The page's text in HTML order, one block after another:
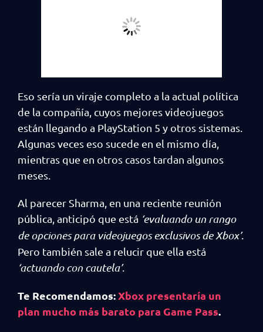
Eso sería un viraje completo a la actual política
de la compañía, cuyos mejores videojuegos
están llegando a PlayStation 5 y otros sistemas.
Algunas veces eso sucede en el mismo día,
mientras que en otros casos tardan algunos
meses.
Al parecer Sharma, en una reciente reunión
pública, anticipó que está ‘evaluando un rango
de opciones para videojuegos exclusivos de Xbox’.
Pero también sale a relucir que ella está
‘actuando con cautela’.
Te Recomendamos:Xbox presentaría un
plan mucho más barato para Game Pass.